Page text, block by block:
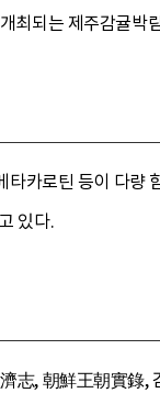
최되는 제주감귤
카로틴 등이 다
있다.
, 朝鮮王朝實錄,